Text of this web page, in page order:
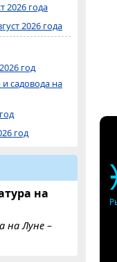
2026 года
2026 года
год
садовода на
год
на
на Луне –